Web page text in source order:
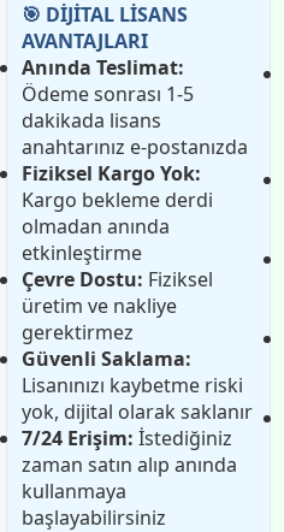
🎯 DİJİTAL LİSANS
AVANTAJLARI
Anında Teslimat:
Ödeme sonrası 1-5
dakikada lisans
anahtarınız e-postanızda
Fiziksel Kargo Yok:
Kargo bekleme derdi
olmadan anında
etkinleştirme
Çevre Dostu: Fiziksel
üretim ve nakliye
gerektirmez
Güvenli Saklama:
Lisanınızı kaybetme riski
yok, dijital olarak saklanır
7/24 Erişim: İstediğiniz
zaman satın alıp anında
kullanmaya
başlayabilirsiniz